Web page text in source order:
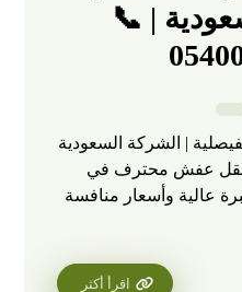
| 📞
| الشركة السعودية
نقدم نقل عفش محترف في
عالية وأسعار منافسة
اقرأ أكثر